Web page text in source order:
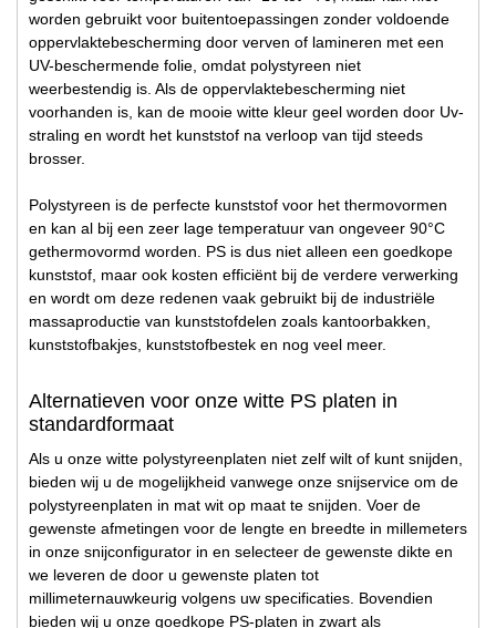
worden gebruikt voor buitentoepassingen zonder voldoende
oppervlaktebescherming door verven of lamineren met een
UV-beschermende folie, omdat polystyreen niet
weerbestendig is. Als de oppervlaktebescherming niet
voorhanden is, kan de mooie witte kleur geel worden door Uv-
straling en wordt het kunststof na verloop van tijd steeds
brosser.
Polystyreen is de perfecte kunststof voor het thermovormen
en kan al bij een zeer lage temperatuur van ongeveer 90°C
gethermovormd worden. PS is dus niet alleen een goedkope
kunststof, maar ook kosten efficiënt bij de verdere verwerking
en wordt om deze redenen vaak gebruikt bij de industriële
massaproductie van kunststofdelen zoals kantoorbakken,
kunststofbakjes, kunststofbestek en nog veel meer.
Alternatieven voor onze witte PS platen in
standardformaat
Als u onze witte polystyreenplaten niet zelf wilt of kunt snijden,
bieden wij u de mogelijkheid vanwege onze snijservice om de
polystyreenplaten in mat wit op maat te snijden. Voer de
gewenste afmetingen voor de lengte en breedte in millemeters
in onze snijconfigurator in en selecteer de gewenste dikte en
we leveren de door u gewenste platen tot
millimeternauwkeurig volgens uw specificaties. Bovendien
bieden wij u onze goedkope PS-platen in zwart als